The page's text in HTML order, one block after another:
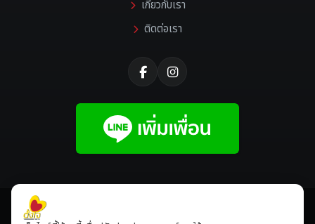
เกี่ยวกับเรา
ติดต่อเรา